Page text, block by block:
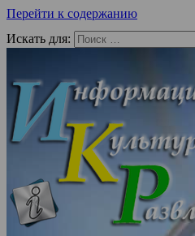
Перейти к содержанию
Искать для: